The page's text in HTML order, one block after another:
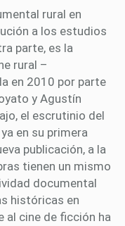
rural en
a los estudios
parte, es la
rural –
en 2010 por parte
y Agustín
el escrutinio del
en su primera
publicación, a la
tienen un mismo
documental
históricas en
al cine de ficción ha